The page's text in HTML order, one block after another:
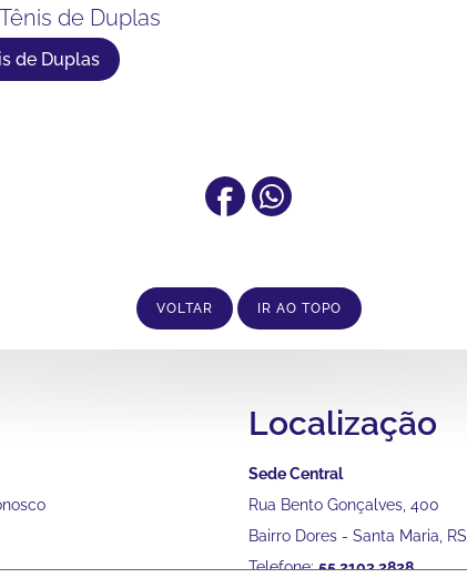
de Duplas
de Duplas
VOLTAR IR AO TOPO
Localização
Sede Central
Rua Bento Gonçalves, 400
Bairro Dores - Santa Maria, RS
Telefone:55 2103 2828